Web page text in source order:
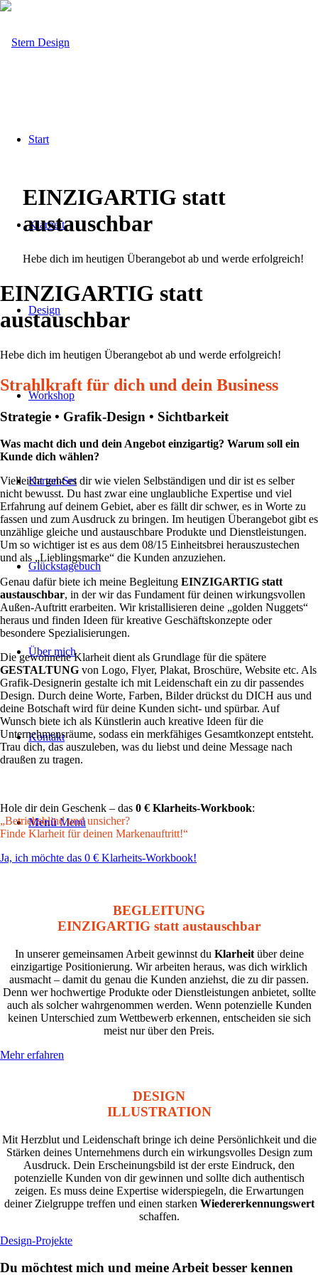
Start
Klarheit
Design
Workshop
Karten-Set
Glückstagebuch
Über mich
Kontakt
Menü Menü
EINZIGARTIG statt
austauschbar
Hebe dich im heutigen Überangebot ab und werde erfolgreich!
EINZIGARTIG statt
austauschbar
Hebe dich im heutigen Überangebot ab und werde erfolgreich!
Strahlkraft für dich und dein Business
Strategie • Grafik-Design • Sichtbarkeit
Was macht dich und dein Angebot einzigartig? Warum soll ein
Kunde dich wählen?
Vielleicht geht es dir wie vielen Selbständigen und dir ist es selber
nicht bewusst. Du hast zwar eine unglaubliche Expertise und viel
Erfahrung auf deinem Gebiet, aber es fällt dir schwer, es in Worte zu
fassen und zum Ausdruck zu bringen. Im heutigen Überangebot gibt es
unzählige gleiche und austauschbare Produkte und Dienstleistungen.
Um so wichtiger ist es aus dem 08/15 Einheitsbrei herauszustechen
und als „Lieblingsmarke“ die Kunden anzuziehen.
Genau dafür biete ich meine Begleitung EINZIGARTIG statt
austauschbar, in der wir das Fundament für deinen wirkungsvollen
Außen-Auftritt erarbeiten. Wir kristallisieren deine „golden Nuggets“
heraus und finden Ideen für kreative Geschäftskonzepte oder
besondere Spezialisierungen.
Die gewonnene Klarheit dient als Grundlage für die spätere
GESTALTUNG von Logo, Flyer, Plakat, Broschüre, Website etc. Als
Grafik-Designerin gestalte ich mit Leidenschaft ein zu dir passendes
Design. Durch deine Worte, Farben, Bilder drückst du DICH aus und
deine Botschaft wird für deine Kunden sicht- und spürbar. Auf
Wunsch biete ich als Künstlerin auch kreative Ideen für die
Unternehmensräume, sodass ein merkfähiges Gesamtkonzept entsteht.
Trau dich, das auszuleben, was du liebst und deine Message nach
draußen zu tragen.
Hole dir dein Geschenk – das 0 € Klarheits-Workbook:
„Betriebsblind und unsicher?
Finde Klarheit für deinen Markenauftritt!“
Ja, ich möchte das 0 € Klarheits-Workbook!
BEGLEITUNG
EINZIGARTIG statt austauschbar
In unserer gemeinsamen Arbeit gewinnst du Klarheitüber deine
einzigartige Positionierung. Wir arbeiten heraus, was dich wirklich
ausmacht – damit du genau die Kunden anziehst, die zu dir passen.
Denn wer hochwertige Produkte oder Dienstleistungen anbietet, sollte
auch als solcher wahrgenommen werden. Wenn potenzielle Kunden
keinen Unterschied zum Wettbewerb erkennen, entscheiden sie sich
meist nur über den Preis.
Mehr erfahren
DESIGN
ILLUSTRATION
Mit Herzblut und Leidenschaft bringe ich deine Persönlichkeit und die
Stärken deines Unternehmens durch ein wirkungsvolles Design zum
Ausdruck. Dein Erscheinungsbild ist der erste Eindruck, den
potenzielle Kunden von dir gewinnen und sollte dich authentisch
zeigen. Es muss deine Expertise widerspiegeln, die Erwartungen
deiner Zielgruppe treffen und einen starken Wiedererkennungswert
schaffen.
Design-Projekte
Du möchtest mich und meine Arbeit besser kennen